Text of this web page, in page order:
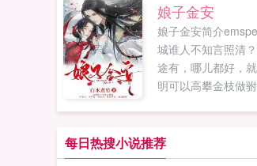
际财团，都...
娘子金安
娘子金安简介
城谁人不知言照清
途有，哪儿都好，
明可以高攀金枝做
每日热搜小说推荐